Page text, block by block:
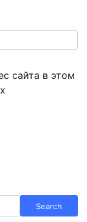
сайта в этом
Search